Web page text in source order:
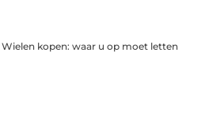
Wielen kopen: waar u op moet letten